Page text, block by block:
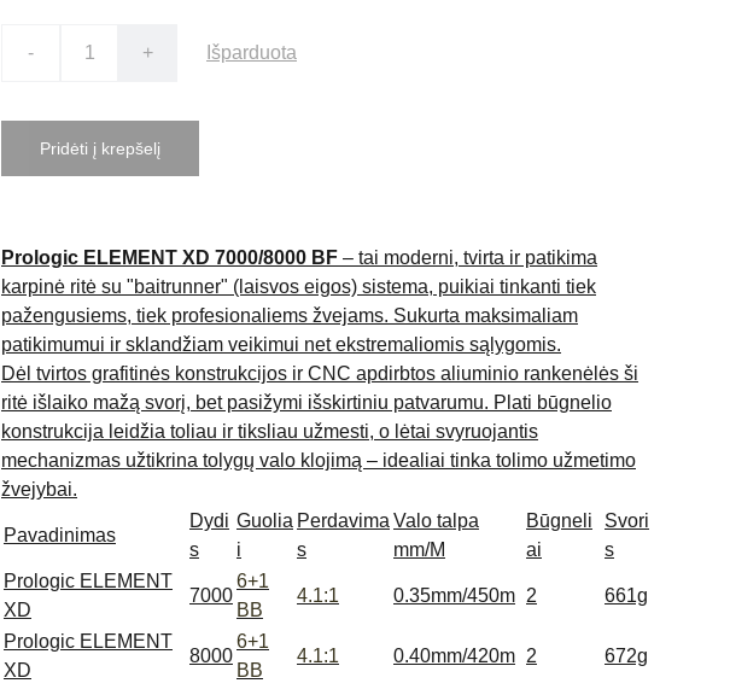
- + Išparduota
Pridėti į krepšelį
Prologic ELEMENT XD 7000/8000 BF – tai moderni, tvirta ir patikima
karpinė ritė su "baitrunner" (laisvos eigos) sistema, puikiai tinkanti tiek
pažengusiems, tiek profesionaliems žvejams. Sukurta maksimaliam
patikimumui ir sklandžiam veikimui net ekstremaliomis sąlygomis.
Dėl tvirtos grafitinės konstrukcijos ir CNC apdirbtos aliuminio rankenėlės ši
ritė išlaiko mažą svorį, bet pasižymi išskirtiniu patvarumu. Plati būgnelio
konstrukcija leidžia toliau ir tiksliau užmesti, o lėtai svyruojantis
mechanizmas užtikrina tolygų valo klojimą – idealiai tinka tolimo užmetimo
žvejybai.
Pavadinimas
Dydi
s
Guolia
i
Perdavima
s
Valo talpa
mm/M
Būgneli
ai
Svori
s
Prologic ELEMENT
XD
7000
6+1
BB
4.1:1 0.35mm/450m 2 661g
Prologic ELEMENT
XD
8000
6+1
BB
4.1:1 0.40mm/420m 2 672g